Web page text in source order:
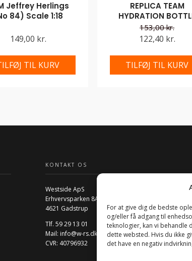
For at give dig de bedste
og/eller få adgang til
teknologier, kan vi behandle
dette websted. Hvis du ikke
det have en negativ
Jeffrey Herlings
84) Scale 1:18
149,00 kr.
TIL KURV
REPLICA TEAM
HYDRATION
153,00 kr.
122,40 kr.
TILFØJ TIL KURV
KONTAKT OS
Westside ApS
Erhvervsparken 8A
4621 Gadstrup
Tlf. 59 29 13 01
Mail: info@w-rs.dk
CVR: 40796932